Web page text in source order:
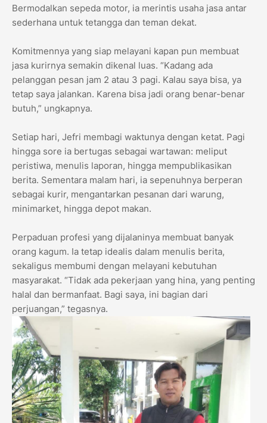
Bermodalkan sepeda motor, ia merintis usaha jasa antar
sederhana untuk tetangga dan teman dekat.
Komitmennya yang siap melayani kapan pun membuat
jasa kurirnya semakin dikenal luas. “Kadang ada
pelanggan pesan jam 2 atau 3 pagi. Kalau saya bisa, ya
tetap saya jalankan. Karena bisa jadi orang benar-benar
butuh,” ungkapnya.
Setiap hari, Jefri membagi waktunya dengan ketat. Pagi
hingga sore ia bertugas sebagai wartawan: meliput
peristiwa, menulis laporan, hingga mempublikasikan
berita. Sementara malam hari, ia sepenuhnya berperan
sebagai kurir, mengantarkan pesanan dari warung,
minimarket, hingga depot makan.
Perpaduan profesi yang dijalaninya membuat banyak
orang kagum. Ia tetap idealis dalam menulis berita,
sekaligus membumi dengan melayani kebutuhan
masyarakat. “Tidak ada pekerjaan yang hina, yang penting
halal dan bermanfaat. Bagi saya, ini bagian dari
perjuangan,” tegasnya.